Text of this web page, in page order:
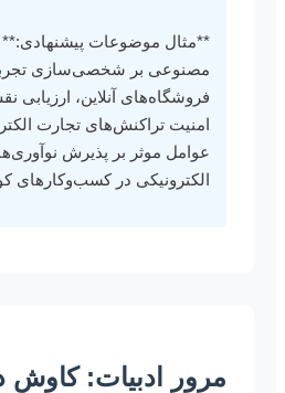
**مثال موضوعات پیشنهادی:**
مصنوعی بر شخصی‌سازی
فروشگاه‌های آنلاین، ارزیابی
عوامل موثر بر پذیرش
الکترونیکی در کسب‌وکارهای
مرور ادبیات: کاوش